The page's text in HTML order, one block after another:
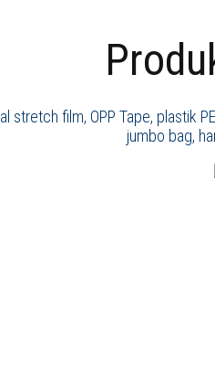
stretch film, OPP Tape, plastik
jumbo bag,